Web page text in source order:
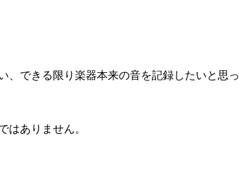
、できる限り楽器本来の音を記録したいと思っ
はありません。